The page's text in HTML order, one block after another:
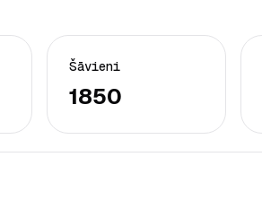
Šāvieni
1850